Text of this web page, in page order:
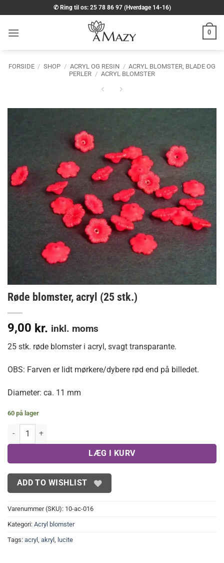
til
indhold
✆ Ring til os: 25 78 86 97 (Hverdage 14-16)
0
FORSIDE / SHOP / ACRYL OG RESIN / ACRYL BLOMSTER, BLADE OG
PERLER / ACRYL BLOMSTER
Røde blomster, acryl (25 stk.)
9,00 kr. inkl. moms
25 stk. røde blomster i acryl, svagt transparante.
OBS: Farven er lidt mørkere/dybere rød end på billedet.
Diameter: ca. 11 mm
60 på lager
Røde blomster, acryl (25 stk.) antal
LÆG I KURV
ADD TO WISHLIST
Varenummer (SKU): 10-ac-016
Kategori: Acryl blomster
Tags: acryl akryl lucite